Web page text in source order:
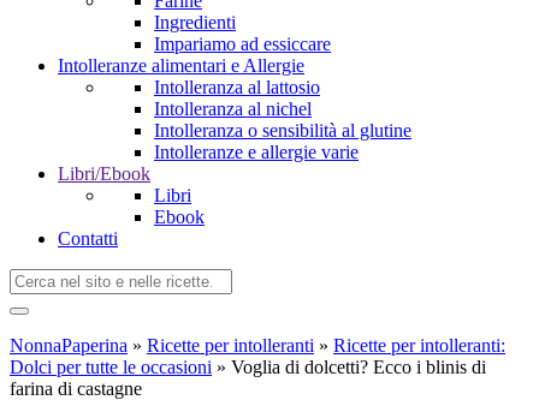
Ingredienti
Impariamo ad essiccare
Intolleranze alimentari e Allergie
Intolleranza al lattosio
Intolleranza al nichel
Intolleranza o sensibilità al glutine
Intolleranze e allergie varie
Libri/Ebook
Libri
Ebook
Contatti
NonnaPaperina » Ricette per intolleranti » Ricette per intolleranti:
Dolci per tutte le occasioni » Voglia di dolcetti? Ecco i blinis di
farina di castagne